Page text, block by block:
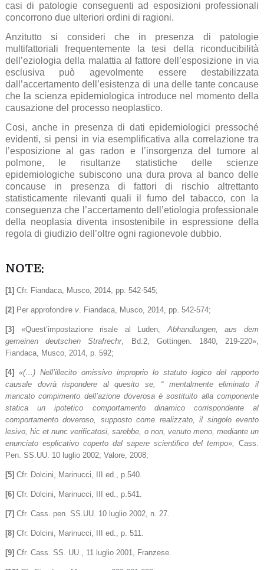
casi di patologie conseguenti ad esposizioni professionali
concorrono due ulteriori ordini di ragioni.
Anzitutto si consideri che in presenza di patologie
multifattoriali frequentemente la tesi della riconducibilità
dell’eziologia della malattia al fattore dell’esposizione in via
esclusiva può agevolmente essere destabilizzata
dall’accertamento dell’esistenza di una delle tante concause
che la scienza epidemiologica introduce nel momento della
causazione del processo neoplastico.
Cosi, anche in presenza di dati epidemiologici pressoché
evidenti, si pensi in via esemplificativa alla correlazione tra
l’esposizione al gas radon e l’insorgenza del tumore al
polmone, le risultanze statistiche delle scienze
epidemiologiche subiscono una dura prova al banco delle
concause in presenza di fattori di rischio altrettanto
statisticamente rilevanti quali il fumo del tabacco, con la
conseguenza che l’accertamento dell’etiologia professionale
della neoplasia diventa insostenibile in espressione della
regola di giudizio dell’oltre ogni ragionevole dubbio.
NOTE:
[1] Cfr. Fiandaca, Musco, 2014, pp. 542-545;
[2] Per approfondire v. Fiandaca, Musco, 2014, pp. 542-574;
[3] «Quest’impostazione risale al Luden, Abhandlungen, aus dem
gemeinen deutschen Strafrechr, Bd.2, Gottingen. 1840, 219-220»,
Fiandaca, Musco, 2014, p. 592;
[4] «(…) Nell’illecito omissivo improprio lo statuto logico del rapporto
causale dovrà rispondere al quesito se, “ mentalmente eliminato il
mancato compimento dell’azione doverosa è sostituito alla componente
statica un ipotetico comportamento dinamico corrispondente al
comportamento doveroso, supposto come realizzato, il singolo evento
lesivo,hic et nuncverificatosi, sarebbe, o non, venuto meno, mediante un
enunciato esplicativo coperto dal sapere scientifico del tempo»
Cass.
Pen. SS.UU. 10 luglio 2002; Valore, 2008;
[5] Cfr. Dolcini, Marinucci, III ed., p.540.
[6] Cfr. Dolcini, Marinucci, III ed., p.541.
[7] Cfr. Cass. pen. SS.UU. 10 luglio 2002, n. 27.
[8] Cfr. Dolcini, Marinucci, III ed., p. 511.
[9] Cfr. Cass. SS. UU., 11 luglio 2001, Franzese.